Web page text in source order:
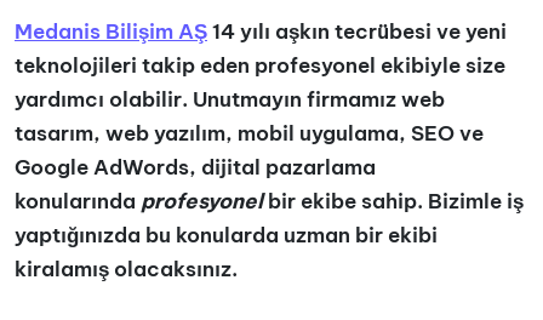
Medanis Bilişim AŞ14 yılı aşkın tecrübesi ve yeni
teknolojileri takip eden profesyonel ekibiyle size
yardımcı olabilir. Unutmayın firmamız web
tasarım, web yazılım, mobil uygulama, SEO ve
Google AdWords, dijital pazarlama
konularında profesyonelbir ekibe sahip. Bizimle iş
yaptığınızda bu konularda uzman bir ekibi
kiralamış olacaksınız.